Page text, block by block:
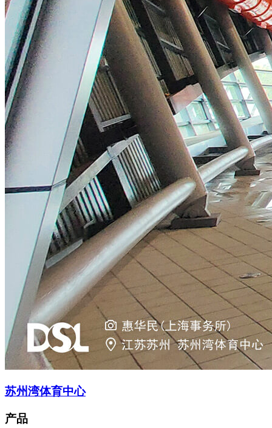
苏州湾体育中心
产品